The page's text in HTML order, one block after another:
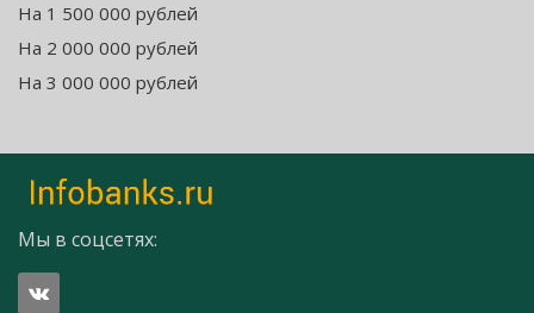
На 1 500 000 рублей
На 2 000 000 рублей
На 3 000 000 рублей
Мы в соцсетях: